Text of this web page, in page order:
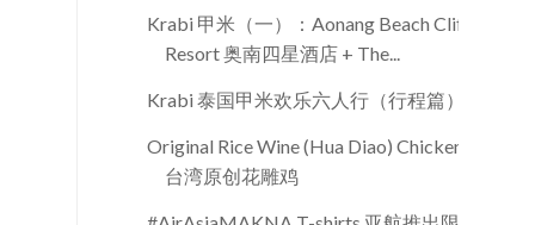
Krabi 甲米（一）：Aonang Beach Cliff
Resort 奥南四星酒店 + The...
Krabi 泰国甲米欢乐六人行（行程篇）
Original Rice Wine (Hua Diao) Chicken
台湾原创花雕鸡